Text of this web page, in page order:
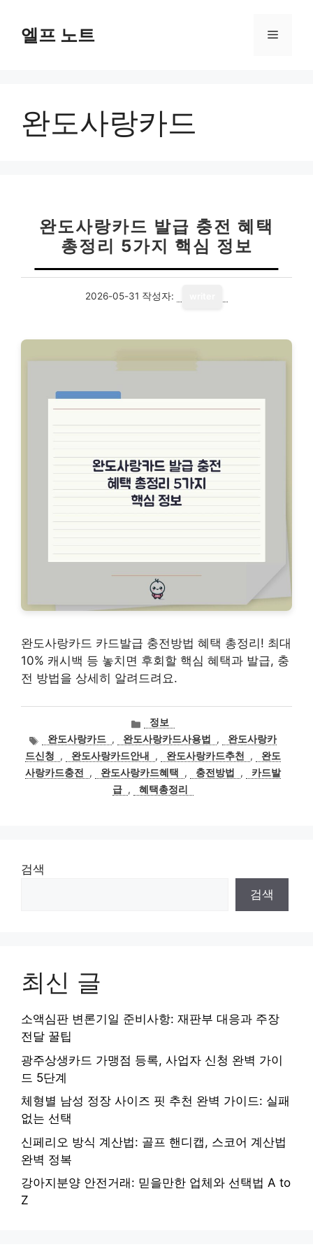
엘프 노트 메
완도사랑카드
완도사랑카드 발급 충전 혜택
총정리 5가지 핵심 정보
2026-05-31 작성자:
완도사랑카드 카드발급 충전방법 혜택 총정리! 최대
10% 캐시백 등 놓치면 후회할 핵심 혜택과 발급, 충
전 방법을 상세히 알려드려요.
카
테
고
리
정보
태
그
완도사랑카드 , 완도사랑카드사용법 ,
완도사랑카
드신청
, 완도사랑카드안내 , 완도사랑카드추천 ,
완도
사랑카드충전
, 완도사랑카드혜택 , 충전방법 ,
카드발
급 , 혜택총정리
검색
검색
최신 글
소액심판 변론기일 준비사항: 재판부 대응과 주장
전달 꿀팁
광주상생카드 가맹점 등록, 사업자 신청 완벽 가이
드 5단계
체형별 남성 정장 사이즈 핏 추천 완벽 가이드: 실패
없는 선택
신페리오 방식 계산법: 골프 핸디캡, 스코어 계산법
완벽 정복
강아지분양 안전거래: 믿을만한 업체와 선택법 A to
Z